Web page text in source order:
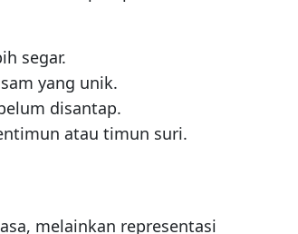
segar.
yang unik.
disantap.
atau timun suri.
melainkan representasi